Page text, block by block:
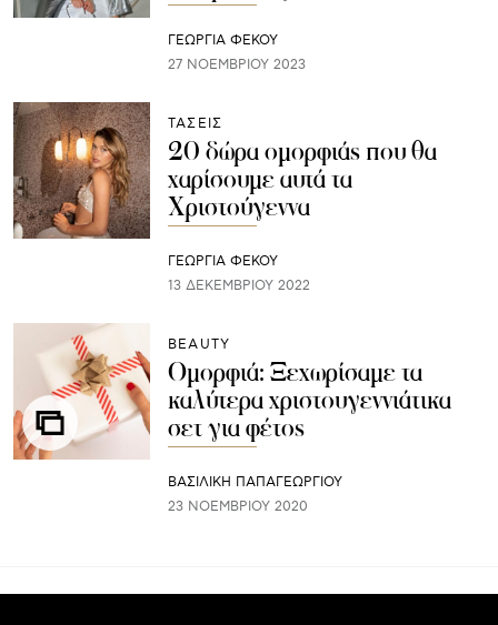
ΓΕΩΡΓΙΑ ΦΕΚΟΥ
27 ΝΟΕΜΒΡΊΟΥ 2023
ΤΑΣΕΙΣ
20 δώρα ομορφιάς που θα
χαρίσουμε αυτά τα
Χριστούγεννα
ΓΕΩΡΓΙΑ ΦΕΚΟΥ
13 ΔΕΚΕΜΒΡΊΟΥ 2022
BEAUTY
Ομορφιά: Ξεχωρίσαμε τα
καλύτερα χριστουγεννιάτικα
σετ για φέτος
ΒΑΣΙΛΙΚΗ ΠΑΠΑΓΕΩΡΓΙΟΥ
23 ΝΟΕΜΒΡΊΟΥ 2020